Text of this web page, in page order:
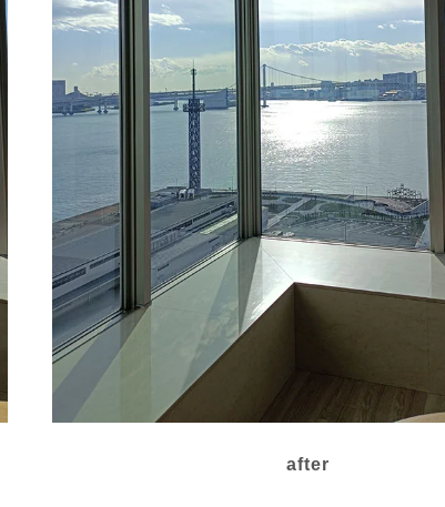
after